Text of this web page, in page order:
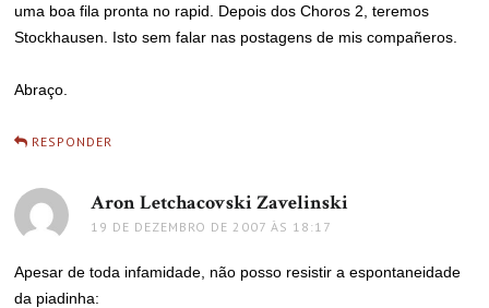
uma boa fila pronta no rapid. Depois dos Choros 2, teremos
Stockhausen. Isto sem falar nas postagens de mis compañeros.
Abraço.
RESPONDER
Aron Letchacovski Zavelinski
19 DE DEZEMBRO DE 2007 ÀS 18:17
Apesar de toda infamidade, não posso resistir a espontaneidade
da piadinha: